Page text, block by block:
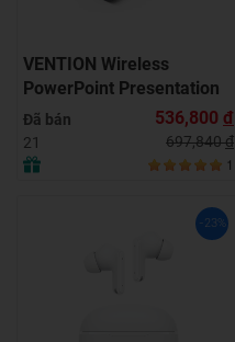
VENTION Wireless
PowerPoint Presentation
Clicker with Green Laser
Pointer – GRAY (KQJ-H0)
Đã bán
21
536,800 đ
697,840đ
1
-23%